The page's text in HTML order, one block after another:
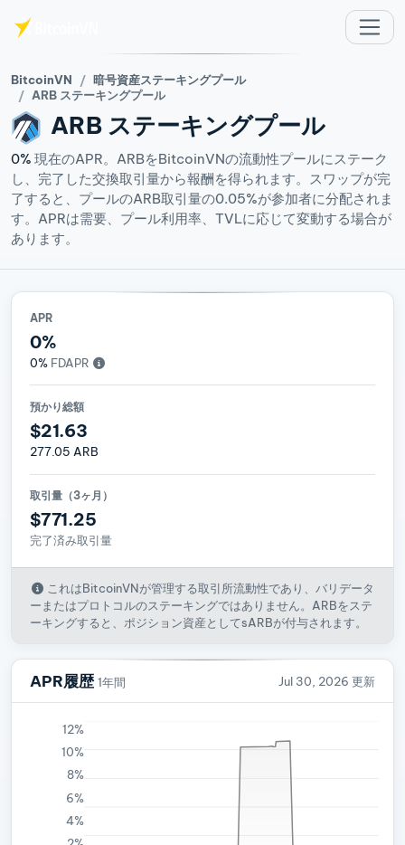
BitcoinVN
暗号資産ステーキングプール
ARB ステーキングプール
ARB ステーキングプール
0% 現在のAPR。ARBをBitcoinVNの流動性プールにステーク
し、完了した交換取引量から報酬を得られます。スワップが完
了すると、プールのARB取引量の0.05%が参加者に分配されま
す。APRは需要、プール利用率、TVLに応じて変動する場合が
あります。
APR
0%
0% FDAPR
預かり総額
$21.63
277.05 ARB
取引量（3ヶ月）
$771.25
完了済み取引量
これはBitcoinVNが管理する取引所流動性であり、バリデータ
ーまたはプロトコルのステーキングではありません。ARBをステ
ーキングすると、ポジション資産としてsARBが付与されます。
APR履歴1年間 Jul 30, 2026 更新
12%
10%
8%
6%
4%